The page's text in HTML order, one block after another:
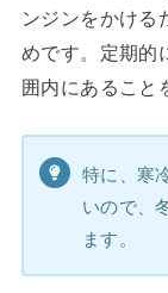
ンジンをかける
めです。定期的
囲内にあること
特に、寒
いので、
ます。